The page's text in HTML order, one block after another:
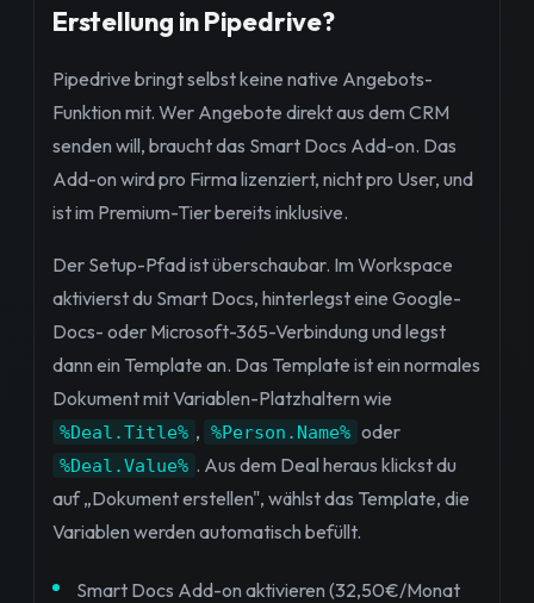
Erstellung in Pipedrive?
Pipedrive bringt selbst keine native Angebots-
Funktion mit. Wer Angebote direkt aus dem CRM
senden will, braucht das Smart Docs Add-on. Das
Add-on wird pro Firma lizenziert, nicht pro User, und
ist im Premium-Tier bereits inklusive.
Der Setup-Pfad ist überschaubar. Im Workspace
aktivierst du Smart Docs, hinterlegst eine Google-
Docs- oder Microsoft-365-Verbindung und legst
dann ein Template an. Das Template ist ein normales
Dokument mit Variablen-Platzhaltern wie
%Deal.Title% , %Person.Name% oder
%Deal.Value% . Aus dem Deal heraus klickst du
auf „Dokument erstellen", wählst das Template, die
Variablen werden automatisch befüllt.
Smart Docs Add-on aktivieren (32,50€/Monat